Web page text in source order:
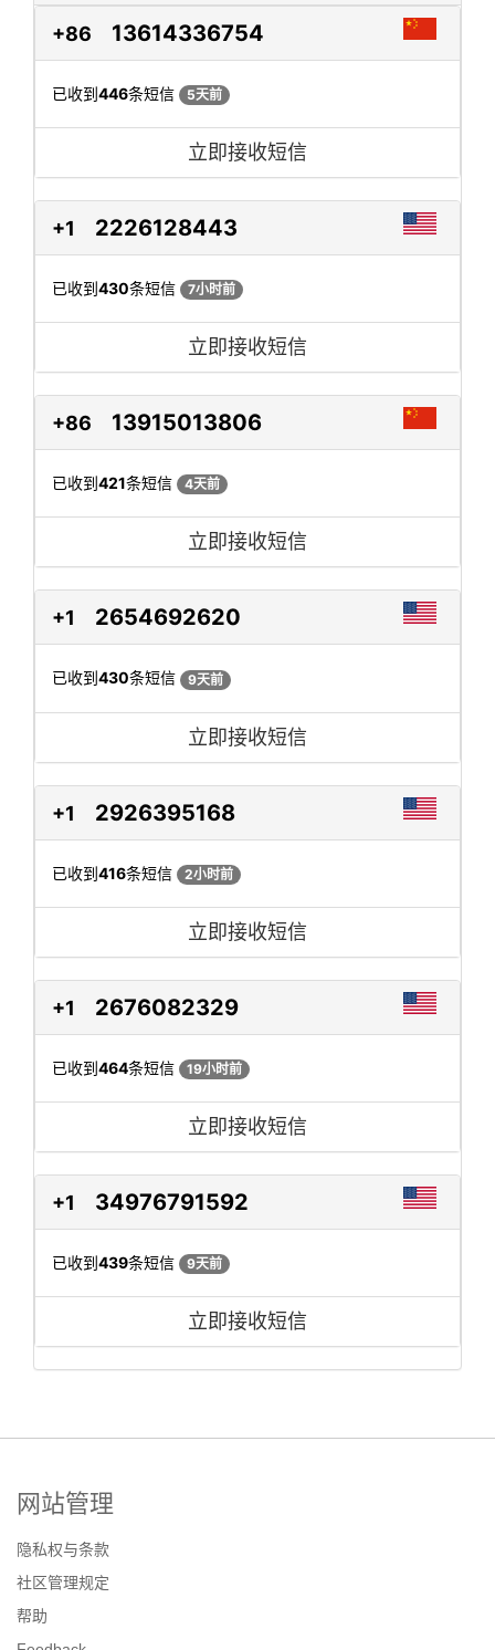
+86 13614336754
已收到446条短信 5天前
立即接收短信
+1 2226128443
已收到430条短信 7小时前
立即接收短信
+86 13915013806
已收到421条短信 4天前
立即接收短信
+1 2654692620
已收到430条短信 9天前
立即接收短信
+1 2926395168
已收到416条短信 2小时前
立即接收短信
+1 2676082329
已收到464条短信 19小时前
立即接收短信
+1 34976791592
已收到439条短信 9天前
立即接收短信
网站管理
隐私权与条款
社区管理规定
帮助